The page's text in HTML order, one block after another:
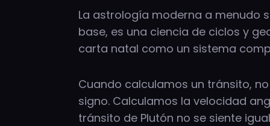
La astrología moderna a menudo
base, es una ciencia de ciclos y
carta natal como un sistema
Cuando calculamos un tránsito,
signo. Calculamos la velocidad
tránsito de Plutón no se siente